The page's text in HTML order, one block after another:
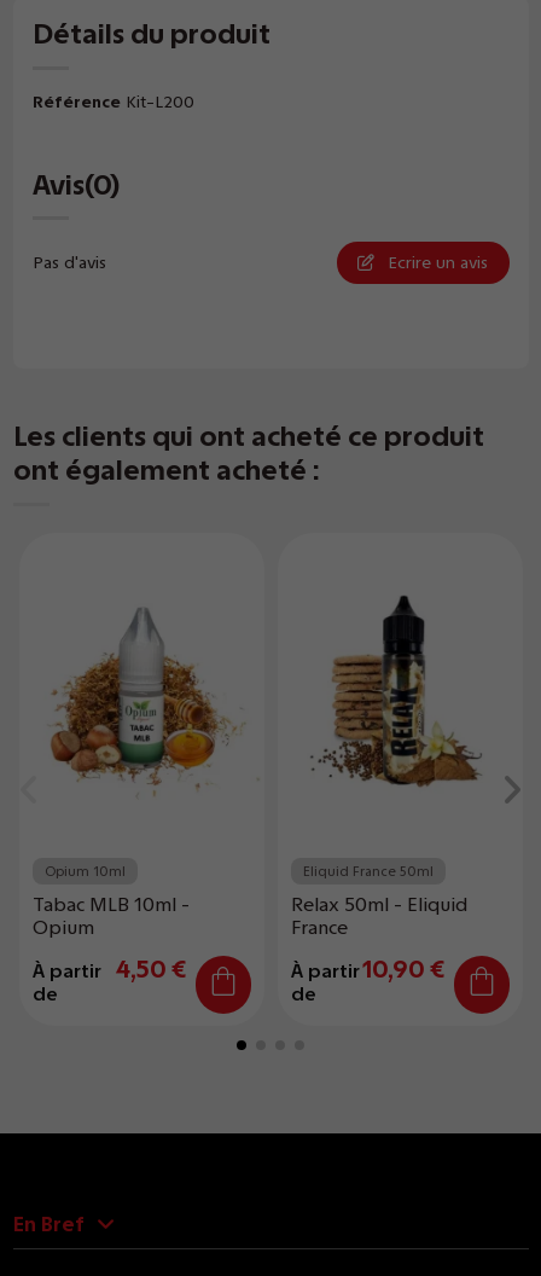
Détails du produit
Référence Kit-L200
Avis(0)
Pas d'avis Ecrire un avis
Les clients qui ont acheté ce produit
ont également acheté :
Opium 10ml
Tabac MLB 10ml -
Opium
À partir
de
4,50 €
Eliquid France 50ml
Relax 50ml - Eliquid
France
À partir
de
10,90 €
En Bref